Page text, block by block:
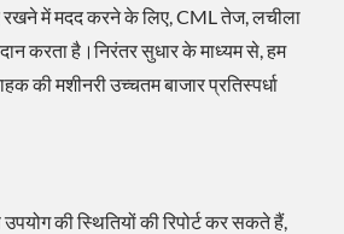
रखने में मदद करने के लिए, CML तेज, लचीला
करता है।निरंतर सुधार के माध्यम से, हम
की मशीनरी उच्चतम बाजार प्रतिस्पर्धा
की स्थितियों की रिपोर्ट कर सकते हैं,